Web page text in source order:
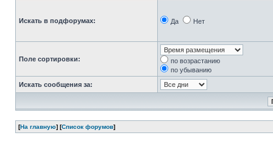
Искать в подфорумах: Да Нет
Поле сортировки:
по возрастанию
по убыванию
Искать сообщения за:
[На главную] [Список форумов]